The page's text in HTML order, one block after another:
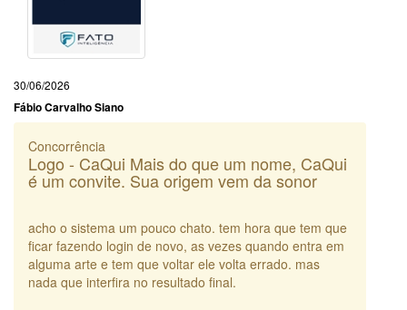
30/06/2026
Fábio Carvalho Siano
Concorrência
Logo - CaQui Mais do que um nome, CaQui
é um convite. Sua origem vem da sonor
acho o sistema um pouco chato. tem hora que tem que
ficar fazendo login de novo, as vezes quando entra em
alguma arte e tem que voltar ele volta errado. mas
nada que interfira no resultado final.